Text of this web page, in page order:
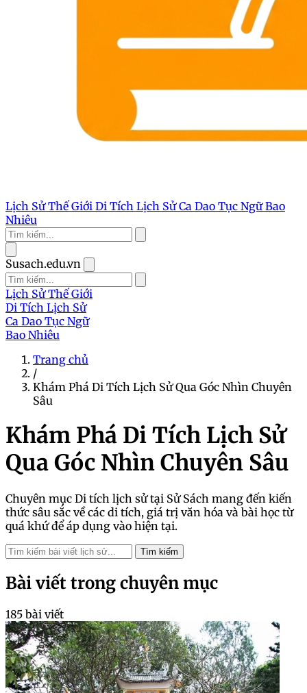
Lịch Sử Thế Giới Di Tích Lịch SửCa Dao Tục NgữBao
Nhiêu
Susach.edu.vn
Lịch Sử Thế Giới
Di Tích Lịch Sử
Ca Dao Tục Ngữ
Bao Nhiêu
Trang chủ
/
Khám Phá Di Tích Lịch Sử Qua Góc Nhìn Chuyên
Sâu
Khám Phá Di Tích Lịch Sử
Qua Góc Nhìn Chuyên Sâu
Chuyên mục Di tích lịch sử tại Sử Sách mang đến kiến
thức sâu sắc về các di tích, giá trị văn hóa và bài học từ
quá khứ để áp dụng vào hiện tại.
Tìm kiếm
Bài viết trong chuyên mục
185 bài viết